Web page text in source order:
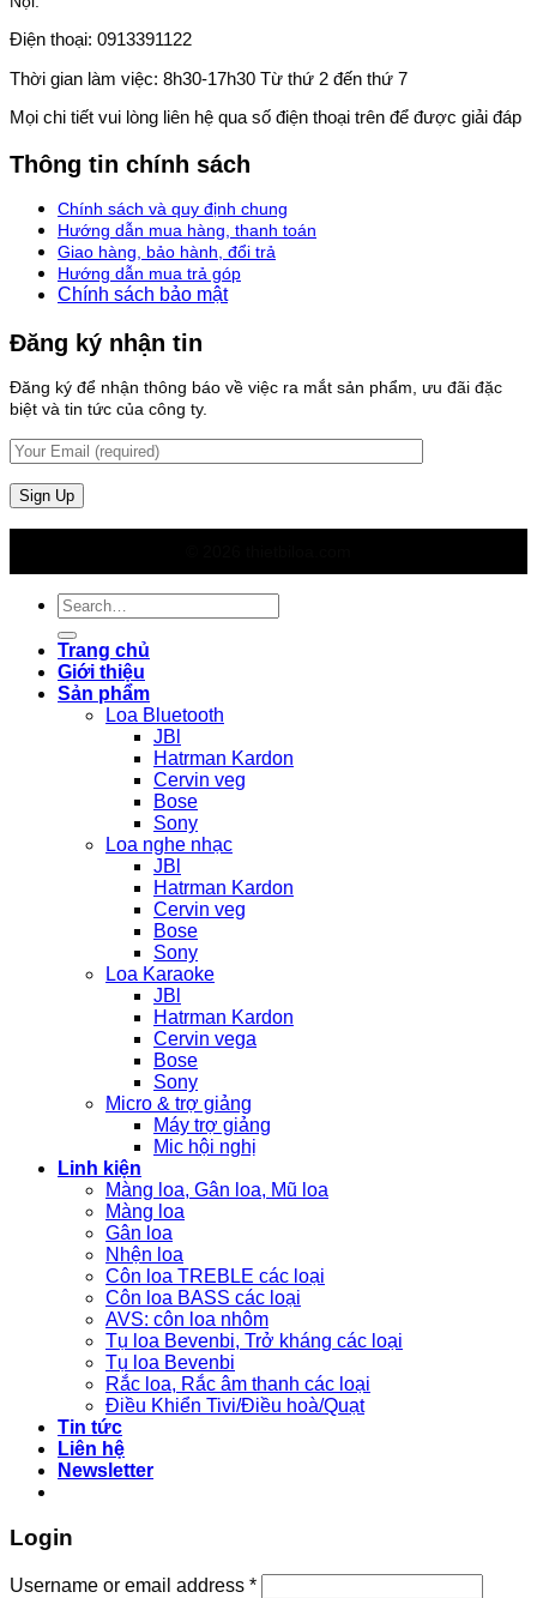
Điện thoại: 0913391122
Thời gian làm việc: 8h30-17h30 Từ thứ 2 đến thứ 7
Mọi chi tiết vui lòng liên hệ qua số điện thoại trên để được giải đáp
Thông tin chính sách
Chính sách và quy định chung
Hướng dẫn mua hàng, thanh toán
Giao hàng, bảo hành, đổi trả
Hướng dẫn mua trả góp
Chính sách bảo mật
Đăng ký nhận tin
Đăng ký để nhận thông báo về việc ra mắt sản phẩm, ưu đãi đặc
biệt và tin tức của công ty.
Search
for:
Trang chủ
Giới thiệu
Sản phẩm
Loa Bluetooth
JBl
Hatrman Kardon
Cervin veg
Bose
Sony
Loa nghe nhạc
JBl
Hatrman Kardon
Cervin veg
Bose
Sony
Loa Karaoke
JBl
Hatrman Kardon
Cervin vega
Bose
Sony
Micro & trợ giảng
Máy trợ giảng
Mic hội nghị
Linh kiện
Màng loa, Gân loa, Mũ loa
Màng loa
Gân loa
Nhện loa
Côn loa TREBLE các loại
Côn loa BASS các loại
AVS: côn loa nhôm
Tụ loa Bevenbi, Trở kháng các loại
Tụ loa Bevenbi
Rắc loa, Rắc âm thanh các loại
Điều Khiển Tivi/Điều hoà/Quạt
Tin tức
Liên hệ
Newsletter
Login
Username or email address *